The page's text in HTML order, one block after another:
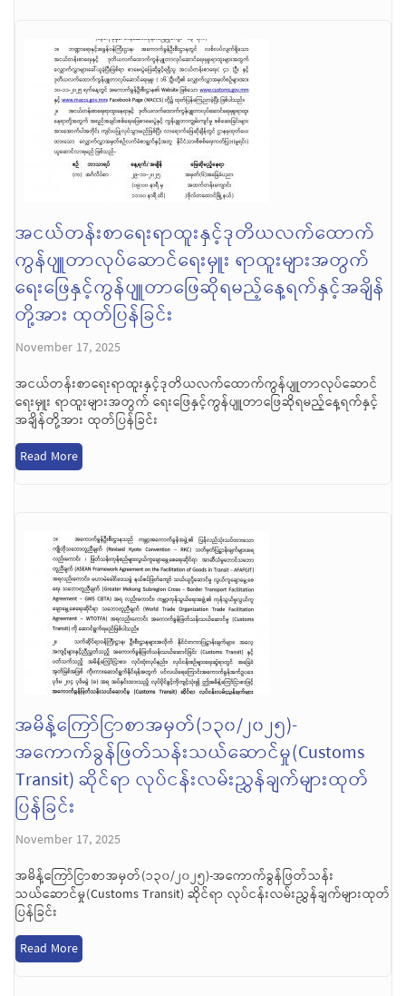
အငယ်တန်းစာရေးရာထူးနှင့်ဒုတိယလက်ထောက်
ကွန်ပျူတာလုပ်ဆောင်ရေးမှူး ရာထူးများအတွက်
ရေးဖြေနှင့်ကွန်ပျူတာဖြေဆိုရမည့်နေ့ရက်နှင့်အချိန်
တို့အား ထုတ်ပြန်ခြင်း
November 17, 2025
အငယ်တန်းစာရေးရာထူးနှင့်ဒုတိယလက်ထောက်ကွန်ပျူတာလုပ်ဆောင်
ရေးမှူး ရာထူးများအတွက် ရေးဖြေနှင့်ကွန်ပျူတာဖြေဆိုရမည့်နေ့ရက်နှင့်
အချိန်တို့အား ထုတ်ပြန်ခြင်း
Read More
အမိန့်ကြော်ငြာစာအမှတ်(၁၃၀/၂၀၂၅)-
အကောက်ခွန်ဖြတ်သန်းသယ်ဆောင်မှု(Customs
Transit) ဆိုင်ရာ လုပ်ငန်းလမ်းညွှန်ချက်များထုတ်
ပြန်ခြင်း
November 17, 2025
အမိန့်ကြော်ငြာစာအမှတ်(၁၃၀/၂၀၂၅)-အကောက်ခွန်ဖြတ်သန်း
သယ်ဆောင်မှု(Customs Transit) ဆိုင်ရာ လုပ်ငန်းလမ်းညွှန်ချက်များထုတ်
ပြန်ခြင်း
Read More